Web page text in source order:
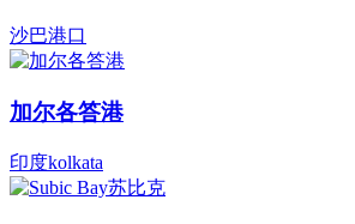
沙巴港口
加尔各答港
印度kolkata